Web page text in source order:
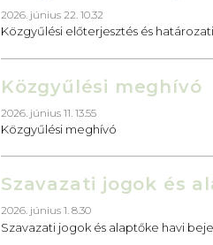
2026. június 22. 10.32
Közgyűlési előterjesztés és
Közgyűlési meghívó
2026. június 11. 13.55
Közgyűlési meghívó
Szavazati jogok és
2026. június 1. 8.30
Szavazati jogok és alaptőke havi